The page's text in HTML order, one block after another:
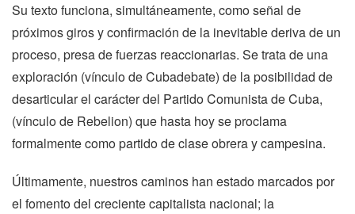
Su texto funciona, simultáneamente, como señal de
próximos giros y confirmación de la inevitable deriva de un
proceso, presa de fuerzas reaccionarias. Se trata de una
exploración (vínculo de Cubadebate) de la posibilidad de
desarticular el carácter del Partido Comunista de Cuba,
(vínculo de Rebelion) que hasta hoy se proclama
formalmente como partido de clase obrera y campesina.
Últimamente, nuestros caminos han estado marcados por
el fomento del creciente capitalista nacional; la